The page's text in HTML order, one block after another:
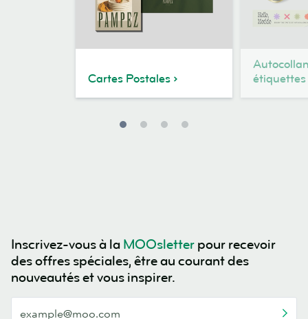
Cartes Postales
étiquettes
Inscrivez-vous à la MOOsletter pour recevoir
des offres spéciales, être au courant des
nouveautés et vous inspirer.